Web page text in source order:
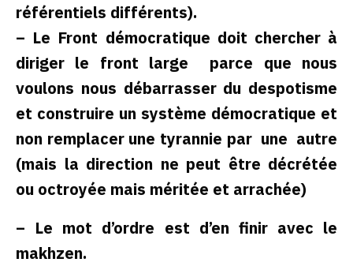
référentiels différents).
– Le Front démocratique doit chercher à
diriger le front large parce que nous
voulons nous débarrasser du despotisme
et construire un système démocratique et
non remplacer une tyrannie par une autre
(mais la direction ne peut être décrétée
ou octroyée mais méritée et arrachée)
– Le mot d’ordre est d’en finir avec le
makhzen.